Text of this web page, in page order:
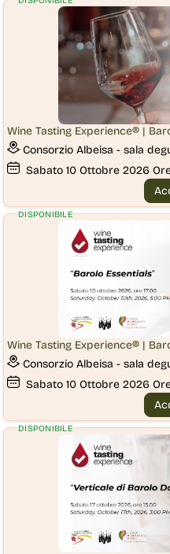
Wine Tasting Experience® |
Consorzio Albeisa - sala
Sabato 10 Ottobre 2026
Wine Tasting Experience® |
Consorzio Albeisa - sala
Sabato 10 Ottobre 2026
DISPONIBILE
DISPONIBILE